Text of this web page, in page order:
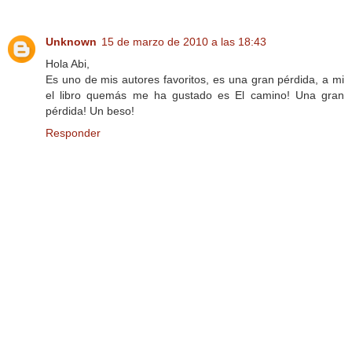
Unknown 15 de marzo de 2010 a las 18:43
Hola Abi,
Es uno de mis autores favoritos, es una gran pérdida, a mi
el libro quemás me ha gustado es El camino! Una gran
pérdida! Un beso!
Responder